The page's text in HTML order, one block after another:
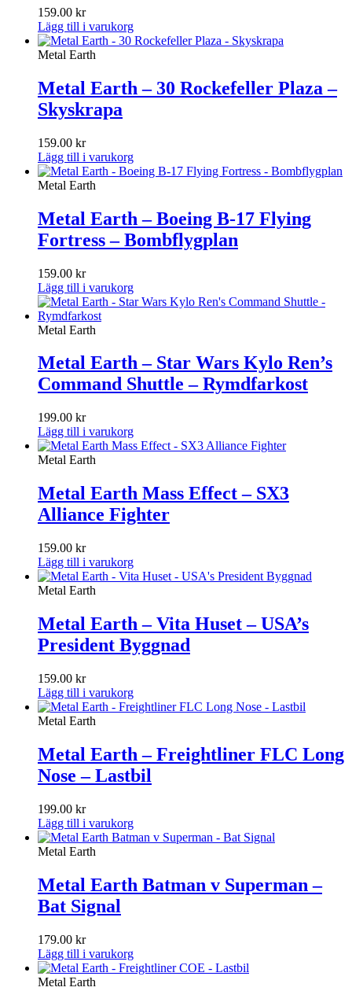
159.00 kr
Lägg till i varukorg
Metal Earth
Metal Earth – 30 Rockefeller Plaza –
Skyskrapa
159.00 kr
Lägg till i varukorg
Metal Earth
Metal Earth – Boeing B-17 Flying
Fortress – Bombflygplan
159.00 kr
Lägg till i varukorg
Metal Earth
Metal Earth – Star Wars Kylo Ren’s
Command Shuttle – Rymdfarkost
199.00 kr
Lägg till i varukorg
Metal Earth
Metal Earth Mass Effect – SX3
Alliance Fighter
159.00 kr
Lägg till i varukorg
Metal Earth
Metal Earth – Vita Huset – USA’s
President Byggnad
159.00 kr
Lägg till i varukorg
Metal Earth
Metal Earth – Freightliner FLC Long
Nose – Lastbil
199.00 kr
Lägg till i varukorg
Metal Earth
Metal Earth Batman v Superman –
Bat Signal
179.00 kr
Lägg till i varukorg
Metal Earth